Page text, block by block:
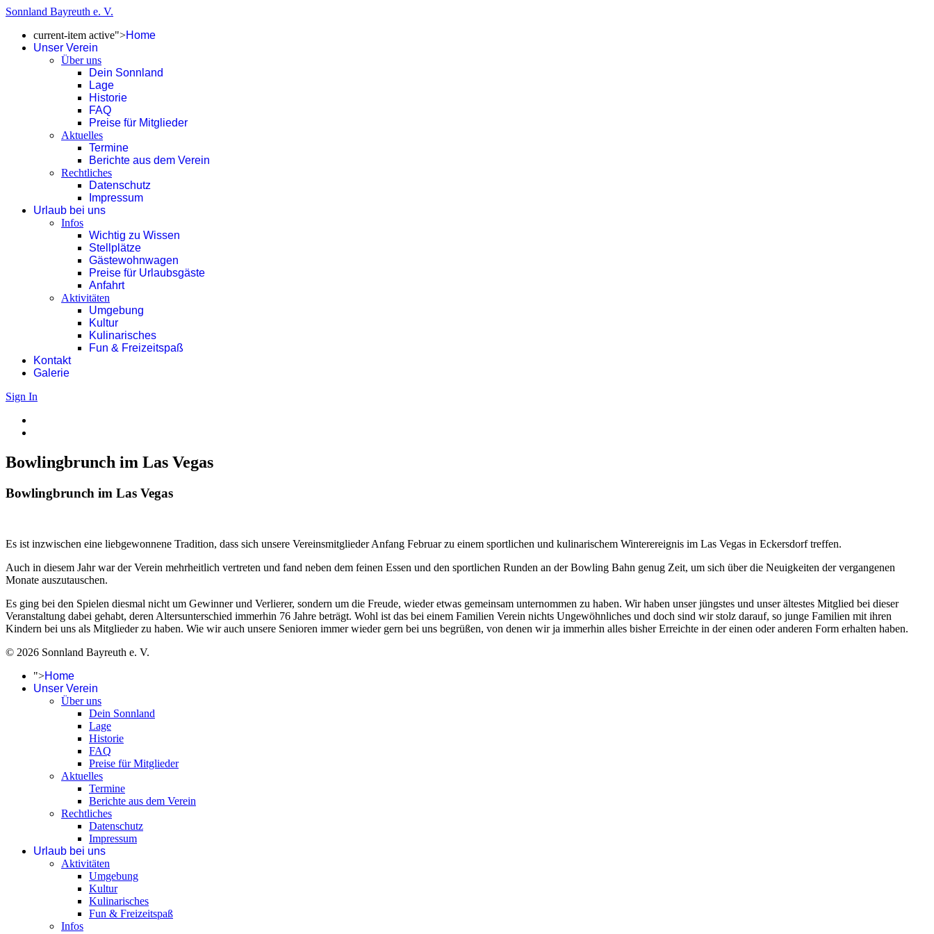
Sonnland Bayreuth e. V.
current-item active">Home
Unser Verein
Über uns
Dein Sonnland
Lage
Historie
FAQ
Preise für Mitglieder
Aktuelles
Termine
Berichte aus dem Verein
Rechtliches
Datenschutz
Impressum
Urlaub bei uns
Infos
Wichtig zu Wissen
Stellplätze
Gästewohnwagen
Preise für Urlaubsgäste
Anfahrt
Aktivitäten
Umgebung
Kultur
Kulinarisches
Fun & Freizeitspaß
Kontakt
Galerie
Sign In
Bowlingbrunch im Las Vegas
Bowlingbrunch im Las Vegas
Es ist inzwischen eine liebgewonnene Tradition, dass sich unsere Vereinsmitglieder Anfang Februar zu einem sportlichen und kulinarischem Winterereignis im Las Vegas in Eckersdorf treffen.
Auch in diesem Jahr war der Verein mehrheitlich vertreten und fand neben dem feinen Essen und den sportlichen Runden an der Bowling Bahn genug Zeit, um sich über die Neuigkeiten der vergangenen
Monate auszutauschen.
Es ging bei den Spielen diesmal nicht um Gewinner und Verlierer, sondern um die Freude, wieder etwas gemeinsam unternommen zu haben. Wir haben unser jüngstes und unser ältestes Mitglied bei dieser
Veranstaltung dabei gehabt, deren Altersunterschied immerhin 76 Jahre beträgt. Wohl ist das bei einem Familien Verein nichts Ungewöhnliches und doch sind wir stolz darauf, so junge Familien mit ihren
Kindern bei uns als Mitglieder zu haben. Wie wir auch unsere Senioren immer wieder gern bei uns begrüßen, von denen wir ja immerhin alles bisher Erreichte in der einen oder anderen Form erhalten haben.
© 2026 Sonnland Bayreuth e. V.
">Home
Unser Verein
Über uns
Dein Sonnland
Lage
Historie
FAQ
Preise für Mitglieder
Aktuelles
Termine
Berichte aus dem Verein
Rechtliches
Datenschutz
Impressum
Urlaub bei uns
Aktivitäten
Umgebung
Kultur
Kulinarisches
Fun & Freizeitspaß
Infos